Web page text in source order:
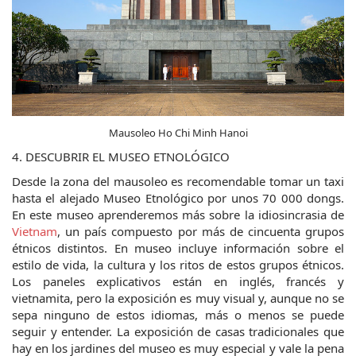
Mausoleo Ho Chi Minh Hanoi
4. DESCUBRIR EL MUSEO ETNOLÓGICO
Desde la zona del mausoleo es recomendable tomar un taxi
hasta el alejado Museo Etnológico por unos 70 000 dongs.
Vietnam, un país compuesto por más de cincuenta grupos
étnicos distintos. En museo incluye información sobre el
estilo de vida, la cultura y los ritos de estos grupos étnicos.
Los paneles explicativos están en inglés, francés y
vietnamita, pero la exposición es muy visual y, aunque no se
sepa ninguno de estos idiomas, más o menos se puede
seguir y entender. La exposición de casas tradicionales que
hay en los jardines del museo es muy especial y vale la pena